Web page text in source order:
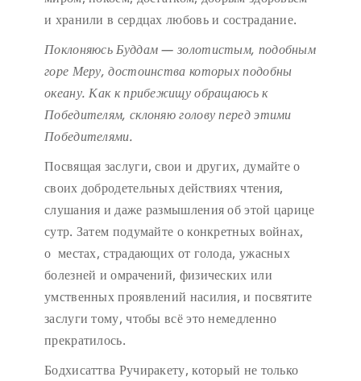
и хранили в сердцах любовь и сострадание.
Поклоняюсь Буддам — золотистым, подобным
горе Меру, достоинства которых подобны
океану. Как к прибежищу обращаюсь к
Победителям, склоняю голову перед этими
Победителями.
Посвящая заслуги, свои и других, думайте о
своих добродетельных действиях чтения,
слушания и даже размышления об этой царице
сутр. Затем подумайте о конкретных войнах,
о местах, страдающих от голода, ужасных
болезней и омрачений, физических или
умственных проявлений насилия, и посвятите
заслуги тому, чтобы всё это немедленно
прекратилось.
Бодхисаттва Ручиракету, который не только